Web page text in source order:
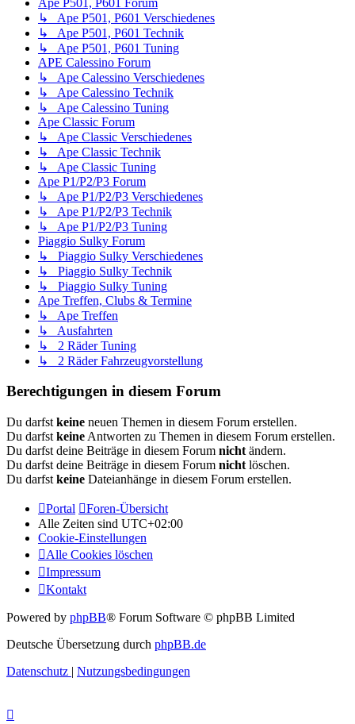
↳ Ape P501, P601 Verschiedenes
↳ Ape P501, P601 Technik
↳ Ape P501, P601 Tuning
APE Calessino Forum
↳ Ape Calessino Verschiedenes
↳ Ape Calessino Technik
↳ Ape Calessino Tuning
Ape Classic Forum
↳ Ape Classic Verschiedenes
↳ Ape Classic Technik
↳ Ape Classic Tuning
Ape P1/P2/P3 Forum
↳ Ape P1/P2/P3 Verschiedenes
↳ Ape P1/P2/P3 Technik
↳ Ape P1/P2/P3 Tuning
Piaggio Sulky Forum
↳ Piaggio Sulky Verschiedenes
↳ Piaggio Sulky Technik
↳ Piaggio Sulky Tuning
Ape Treffen, Clubs & Termine
↳ Ape Treffen
↳ Ausfahrten
↳ 2 Räder Tuning
↳ 2 Räder Fahrzeugvorstellung
Berechtigungen in diesem Forum
Du darfst keine neuen Themen in diesem Forum erstellen.
Du darfst keine Antworten zu Themen in diesem Forum erstellen.
Du darfst deine Beiträge in diesem Forum nicht ändern.
Du darfst deine Beiträge in diesem Forum nicht löschen.
Du darfst keine Dateianhänge in diesem Forum erstellen.
Portal
Foren-Übersicht
Alle Zeiten sind UTC+02:00
Cookie-Einstellungen
Alle Cookies löschen
Impressum
Kontakt
Powered by phpBB® Forum Software © phpBB Limited
Deutsche Übersetzung durch phpBB.de
Datenschutz | Nutzungsbedingungen